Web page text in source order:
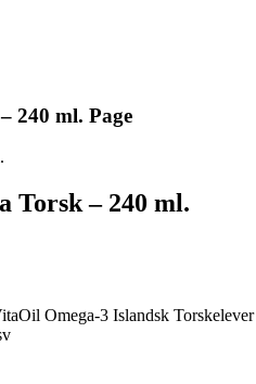
240 ml. Page
Torsk – 240 ml.
Omega-3 Islandsk